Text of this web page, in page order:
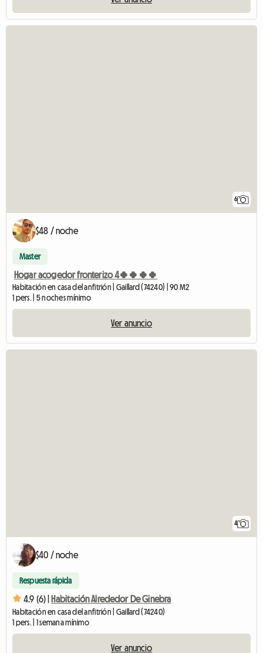
6
$48 / noche
Master
Hogar acogedor fronterizo 4🍀🍀🍀🍀
Habitación en casa del anfitrión | Gaillard (74240) | 90 M2
1 pers. | 5 noches mínimo
Ver anuncio
4
$40 / noche
Respuesta rápida
4.9 (6) | Habitación Alrededor De Ginebra
Habitación en casa del anfitrión | Gaillard (74240)
1 pers. | 1 semana mínimo
Ver anuncio